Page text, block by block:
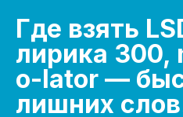
Где взять
лирика 300,
o-lator —
лишних